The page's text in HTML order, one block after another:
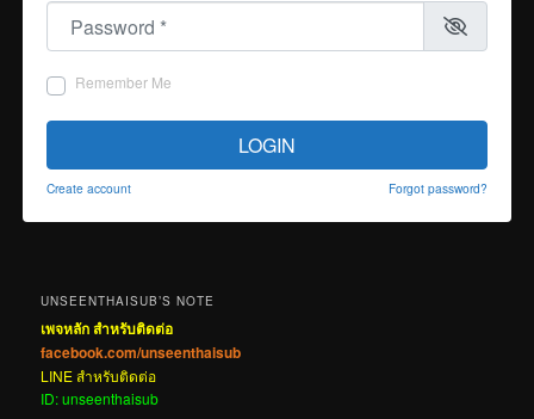
Password
Remember Me
LOGIN
Create account Forgot password?
UNSEENTHAISUB’S NOTE
เพจหลัก สำหรับติดต่อ
facebook.com/unseenthaisub
LINE สำหรับติดต่อ
ID: unseenthaisub